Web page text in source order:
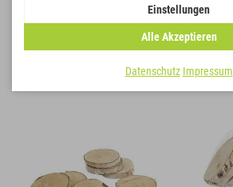
Einstellungen
Alle Akzeptieren
Datenschutz Impressum